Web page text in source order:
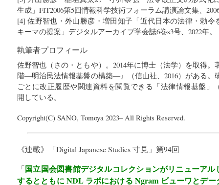
生成」FIT2006第5回情報科学技術フォーラム講演論文集、
[4] 佐野智也・外山勝彦・増田知子「近代日本の法律・勅
キーマの提案」デジタルアーカイブ学会誌6巻s3号、2022年。
執筆者プロフィール
佐野智也（さの・ともや）。2014年に博士（法学）を取得
階―明治民法情報基盤の構築―』（信山社、2016）がある。
ごとに改正履歴や関連資料を閲覧できる「法律情報基盤」
開している。
Copyright(C) SANO, Tomoya 2023– All Rights Reserved.
《連載》「Digital Japanese Studies 寸見 」第94回
「国立国会図書館デジタルコレクションがリニューア
するとともに NDL ラボにおける Ngram ビューワとデ